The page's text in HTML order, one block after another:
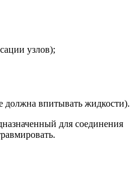
узлов);
должна впитывать жидкости).
для соединения